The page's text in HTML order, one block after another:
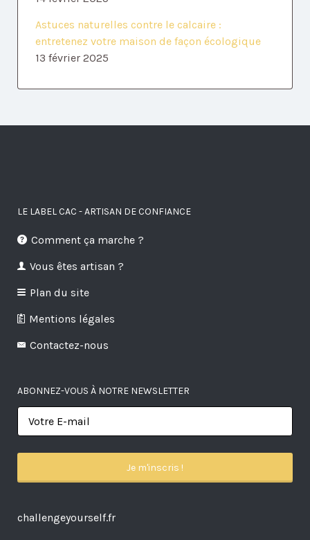
Astuces naturelles contre le calcaire :
entretenez votre maison de façon écologique
13 février 2025
LE LABEL CAC - ARTISAN DE CONFIANCE
Comment ça marche ?
Vous êtes artisan ?
Plan du site
Mentions légales
Contactez-nous
ABONNEZ-VOUS À NOTRE NEWSLETTER
challengeyourself.fr